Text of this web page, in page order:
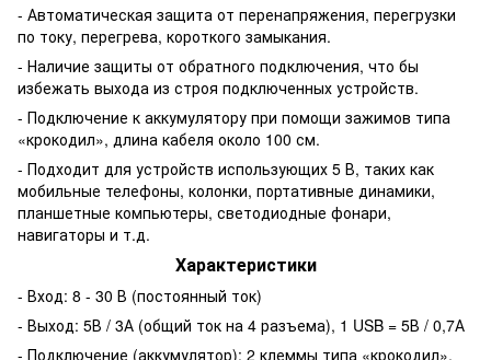
- Автоматическая защита от перенапряжения, перегрузки
по току, перегрева, короткого замыкания.
- Наличие защиты от обратного подключения, что бы
избежать выхода из строя подключенных устройств.
- Подключение к аккумулятору при помощи зажимов типа
«крокодил», длина кабеля около 100 см.
- Подходит для устройств использующих 5 В, таких как
мобильные телефоны, колонки, портативные динамики,
планшетные компьютеры, светодиодные фонари,
навигаторы и т.д.
Характеристики
- Вход: 8 - 30 В (постоянный ток)
- Выход: 5В / 3А (общий ток на 4 разъема), 1 USB = 5В / 0,7А
- Подключение (аккумулятор): 2 клеммы типа «крокодил».